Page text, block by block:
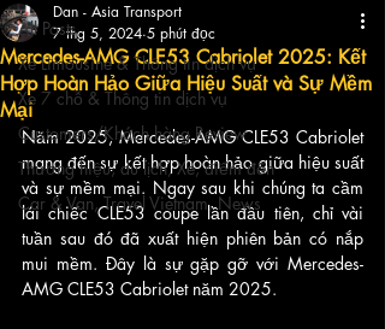
All Posts
Xe Limousine & Thông tin dịch vụ
Xe 7 chỗ & Thông tin dịch vụ
Customers/Khách hàng Review
Thương hiệu, du lịch, Xe, điểm đến
Car & Van, Travel Vietnam, News
Mercedes-AMG CLE53 Cabriolet 2025: Kết
Hợp Hoàn Hảo Giữa Hiệu Suất và Sự Mềm
Mại
Dan - Asia Transport
7 thg 5, 2024 5 phút đọc
Năm 2025, Mercedes-AMG CLE53 Cabriolet
mang đến sự kết hợp hoàn hảo giữa hiệu suất
và sự mềm mại. Ngay sau khi chúng ta cầm
lái chiếc CLE53 coupe lần đầu tiên, chỉ vài
tuần sau đó đã xuất hiện phiên bản có nắp
mui mềm. Đây là sự gặp gỡ với Mercedes-
AMG CLE53 Cabriolet năm 2025.